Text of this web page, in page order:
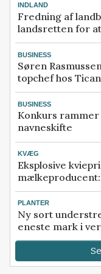
INDLAND
Fredning af
landsretten for
BUSINESS
Søren
topchef hos Tican
BUSINESS
Konkurs
navneskifte
KVÆG
Eksplosive
PLANTER
Ny sort
eneste mark i